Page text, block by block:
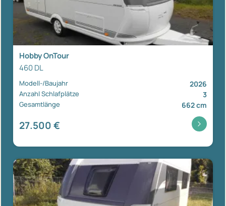
Hobby OnTour
460 DL
Modell-/Baujahr 2026
Anzahl Schlafplätze 3
Gesamtlänge 662 cm
27.500 €